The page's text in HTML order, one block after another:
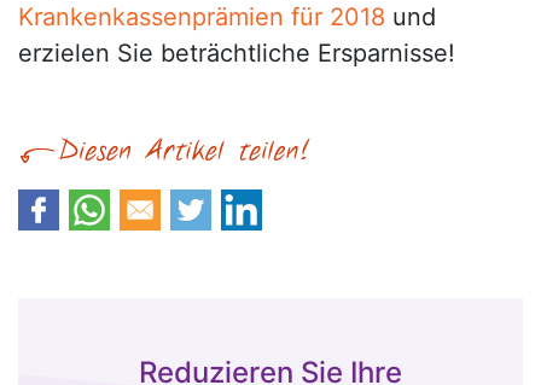
Krankenkassenprämien für 2018 und
erzielen Sie beträchtliche Ersparnisse!
Reduzieren Sie Ihre